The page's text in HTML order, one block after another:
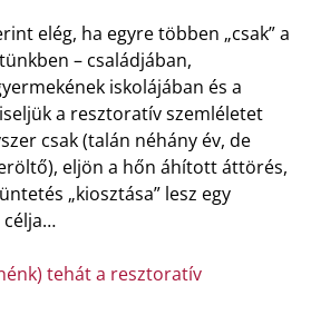
elég, ha egyre többen „csak” a
– családjában,
iskolájában és a
a resztoratív szemléletet
csak (talán néhány év, de
eljön a hőn áhított áttörés,
„kiosztása” lesz egy
célja…
tehát a resztoratív